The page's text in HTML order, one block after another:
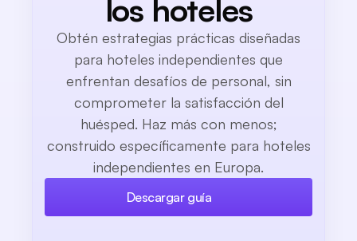
los hoteles
Obtén estrategias prácticas diseñadas
para hoteles independientes que
enfrentan desafíos de personal, sin
comprometer la satisfacción del
huésped. Haz más con menos;
construido específicamente para hoteles
independientes en Europa.
Descargar guía